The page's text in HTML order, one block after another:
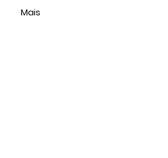
Mais